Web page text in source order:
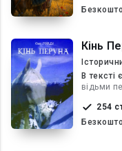
Кінь
В текcті
відьми